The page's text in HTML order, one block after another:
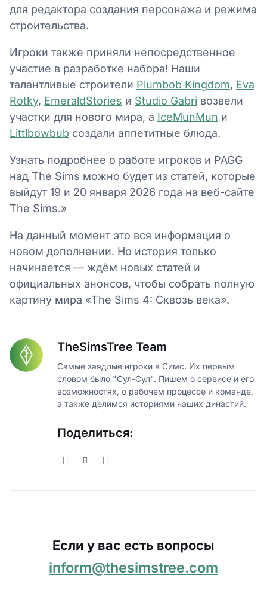
для редактора создания персонажа и режима
строительства.
Игроки также приняли непосредственное
участие в разработке набора! Наши
талантливые строители Plumbob Kingdom, Eva
Rotky, EmeraldStories и Studio Gabri возвели
участки для нового мира, а IceMunMun и
Littlbowbub создали аппетитные блюда.
Узнать подробнее о работе игроков и PAGG
над The Sims можно будет из статей, которые
выйдут 19 и 20 января 2026 года на веб-сайте
The Sims.»
На данный момент это вся информация о
новом дополнении. Но история только
начинается — ждём новых статей и
официальных анонсов, чтобы собрать полную
картину мира «The Sims 4: Сквозь века».
TheSimsTree Team
Самые заядлые игроки в Симс. Их первым
словом было "Сул-Сул". Пишем о сервисе и его
возможностях, о рабочем процессе и команде,
а также делимся историями наших династий.
Поделиться:
Если у вас есть вопросы
inform@thesimstree.com